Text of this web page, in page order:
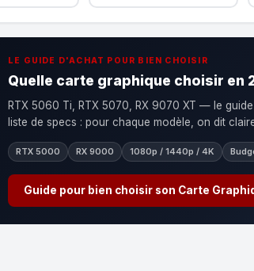
LE GUIDE D'ACHAT POUR BIEN CHOISIR
Quelle carte graphique choisir en
RTX 5060 Ti, RTX 5070, RX 9070 XT — le
liste de specs : pour chaque modèle, on dit
RTX 5000 RX 9000 1080p / 1440p / 4K
Guide pour bien choisir son Carte